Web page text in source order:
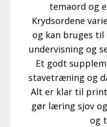
temaord og
Krydsordene
og kan bruges
undervisning og
Et godt
stavetræning og
Alt er klar til
gør læring sjov
og